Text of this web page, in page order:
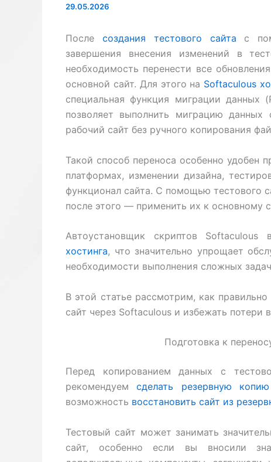
29.05.2026
После создания тестового сайта с
завершения внесения изменений в
необходимость перенести все
основной сайт. Для этого на Softaculous
специальная функция миграции данных
позволяет выполнить миграцию данных
рабочий сайт без ручного копирования
Такой способ переноса особенно удобен
платформах, изменении дизайна,
функционал сайта. С помощью тестового
после этого — применить их к основному
Автоустановщик скриптов
хостинга, что значительно упрощает
необходимости выполнения сложных
В этой статье рассмотрим, как
сайт через Softaculous и избежать
Подготовка к
Перед копированием данных с
рекомендуемсделать резервную копию
возможность восстановить сайт из
Тестовый сайт может занимать
сайт, особенно если вы вносили